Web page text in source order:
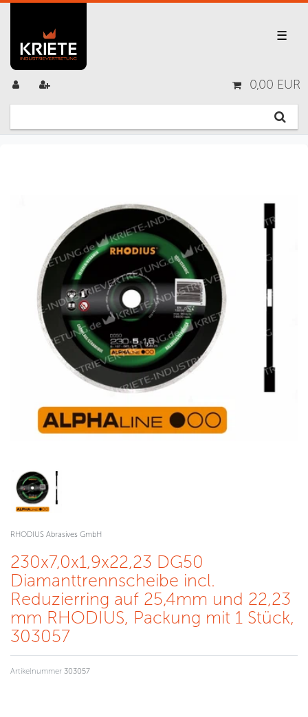
☰
0,00 EUR
RHODIUS Abrasives GmbH
230x7,0x1,9x22,23 DG50
Diamanttrennscheibe incl.
Reduzierring auf 25,4mm und 22,23
mm RHODIUS, Packung mit 1 Stück,
303057
Artikelnummer 303057